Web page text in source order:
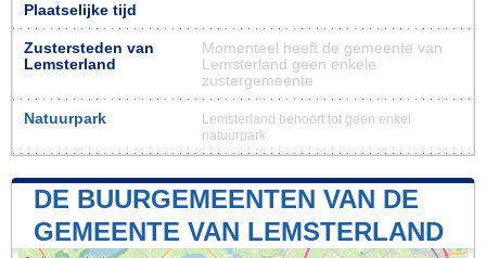
Plaatselijke tijd
Zustersteden van
Lemsterland
Momenteel heeft de gemeente van
Lemsterland geen enkele
zustergemeente
Natuurpark
Lemsterland behoort tot geen enkel
natuurpark
DE BUURGEMEENTEN VAN DE
GEMEENTE VAN LEMSTERLAND